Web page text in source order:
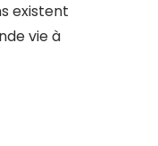
existent
vie à